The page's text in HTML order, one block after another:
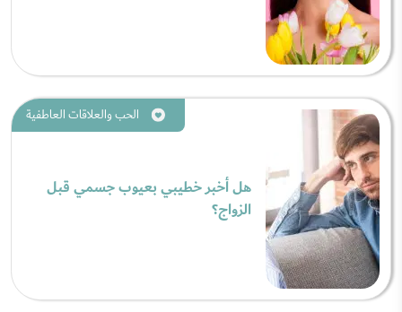
الحب والعلاقات العاطفية
هل أخبر خطيبي بعيوب جسمي قبل
الزواج؟